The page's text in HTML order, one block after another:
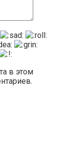
в этом